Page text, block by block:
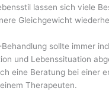
lassen sich viele
Gleichgewicht
sollte immer
und Lebenssituation
eine Beratung bei einer
Therapeuten.